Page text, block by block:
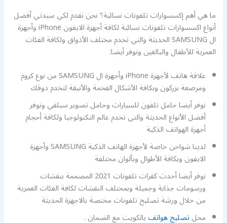
ما هي أهم إكسسوارات تلفونات نسائية؟ نحن نقدم لكي سيدتي أفضل
أنواع اكسسوارات تلفونات نسائية لكافة أجهزة الايفون iPhone وأجهزة
ال SAMSUNG الحديثة والتي تخدم مختلف الأذواق ولكافة الفئات
العمرية للأطفال والبالغين ونوفر أيضا:
علاقة هاتف لأجهزة iPhone وأجهزة ال SAMSUNG من نوع كروم
ومرصعة بزركون وبكافة الأشكال الفخمة والأنيقة لتخدم ذوقك
نوفر أيضا حامل تلفون للسيارات وحامل تصوير سيلفي ونوفر
أفضل الأنواع الحديثة والتي تخدم عالم التكنولوجيا ولكافة أحجام
أجهزة الهواتف الذكية
لدينا شواحن خاصة لأجهزة الهاتف الذكية SAMSUNG وأجهزة
الايفون وبكافة الأطوال وبألوان مختلفة
نوفر أيضا أحدث كفرات تلفونات 2021 المصممة بنقشات
ورسومات جذابة وجميلة وبمختلف النقشات لكافة الفئات العمرية
من خلال ورشة تصليح تلفونات مختصة بالاجهزة الحديثة
محلتصليح هواتفبالكويت مع الضمان .